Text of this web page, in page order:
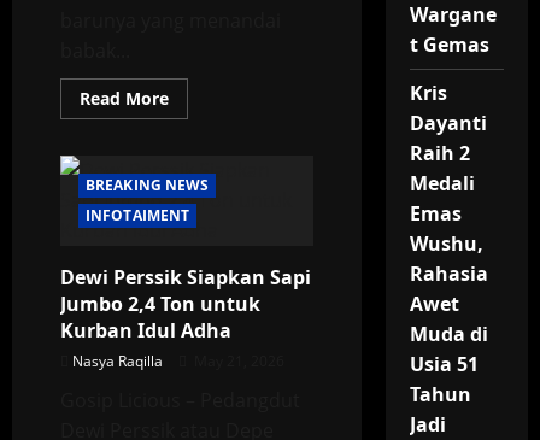
Read MoreRead
more
Pamer
Status
Baru
di
Awal
Baru
dalam
Hidup
BREAKING NEWS
INFOTAIMENT
Dewi Perssik Siapkan Sapi
Jumbo 2,4 Ton untuk
Kurban Idul Adha
Nasya Raqilla
Wargane
t Gemas
Kris
Dayanti
Raih 2
Medali
Emas
Wushu,
Rahasia
Awet
Muda di
Usia 51
Tahun
Jadi